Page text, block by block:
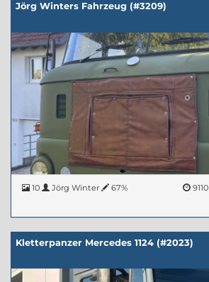
Jörg Winters Fahrzeug (#3209)
10 Jörg Winter 67% 9110
Kletterpanzer Mercedes 1124 (#2023)